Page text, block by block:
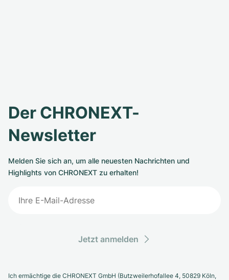
Der CHRONEXT-
Newsletter
Melden Sie sich an, um alle neuesten Nachrichten und
Highlights von CHRONEXT zu erhalten!
Jetzt anmelden
Ich ermächtige die CHRONEXT GmbH (Butzweilerhofallee 4, 50829 Köln,